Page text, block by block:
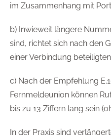
im Zusammenhang mit
b) Inwieweit längere
sind, richtet sich nach den
einer Verbindung
c) Nach der Empfehlung
Fernmeldeunion können
bis zu 13 Ziffern lang sein
In der Praxis sind